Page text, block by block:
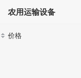
农用运输设备
价格